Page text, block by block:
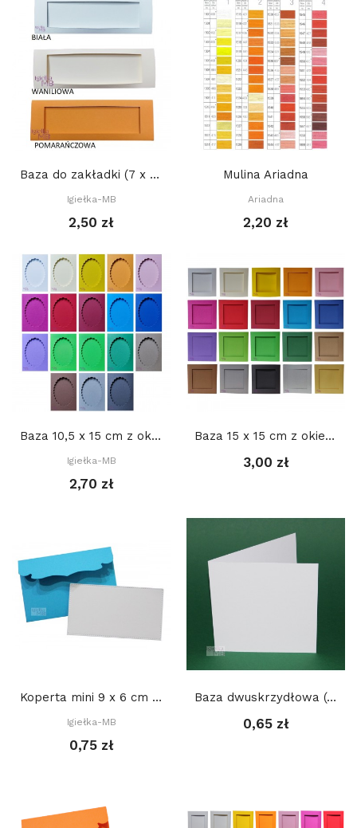
Baza do zakładki (7 x 21 cm) z PROSTYM...
Igiełka-MB
2,50 zł
Mulina Ariadna
Ariadna
2,20 zł
Baza 10,5 x 15 cm z okienkiem 8 x 11 cm OWAL...
Igiełka-MB
2,70 zł
Baza 15 x 15 cm z okienkiem KWADRAT 2 10 cm,...
3,00 zł
Koperta mini 9 x 6 cm - NIEBIESKA + BIAŁY bilecik
Igiełka-MB
0,75 zł
Baza dwuskrzydłowa (prosta) 15 x 15 cm
0,65 zł